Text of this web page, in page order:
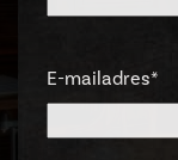
E-mailadres*